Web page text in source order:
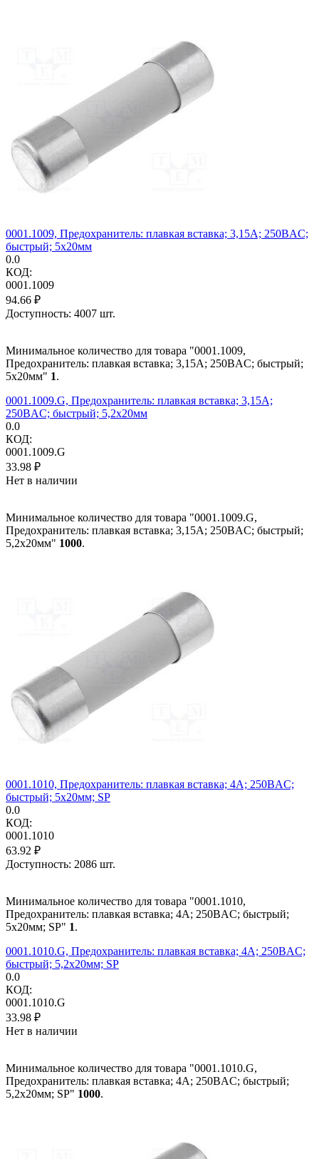
0001.1009, Предохранитель: плавкая вставка; 3,15А; 250ВAC;
быстрый; 5x20мм
0.0
КОД:
0001.1009
94.66 ₽
Доступность: 4007 шт.
Минимальное количество для товара "0001.1009,
Предохранитель: плавкая вставка; 3,15А; 250ВAC; быстрый;
5x20мм" 1.
0001.1009.G, Предохранитель: плавкая вставка; 3,15А;
250ВAC; быстрый; 5,2x20мм
0.0
КОД:
0001.1009.G
33.98 ₽
Нет в наличии
Минимальное количество для товара "0001.1009.G,
Предохранитель: плавкая вставка; 3,15А; 250ВAC; быстрый;
5,2x20мм" 1000.
0001.1010, Предохранитель: плавкая вставка; 4А; 250ВAC;
быстрый; 5x20мм; SP
0.0
КОД:
0001.1010
63.92 ₽
Доступность: 2086 шт.
Минимальное количество для товара "0001.1010,
Предохранитель: плавкая вставка; 4А; 250ВAC; быстрый;
5x20мм; SP" 1.
0001.1010.G, Предохранитель: плавкая вставка; 4А; 250ВAC;
быстрый; 5,2x20мм; SP
0.0
КОД:
0001.1010.G
33.98 ₽
Нет в наличии
Минимальное количество для товара "0001.1010.G,
Предохранитель: плавкая вставка; 4А; 250ВAC; быстрый;
5,2x20мм; SP" 1000.